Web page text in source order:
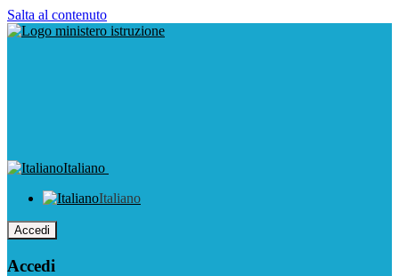
Salta al contenuto
Italiano
Italiano
Accedi
Accedi